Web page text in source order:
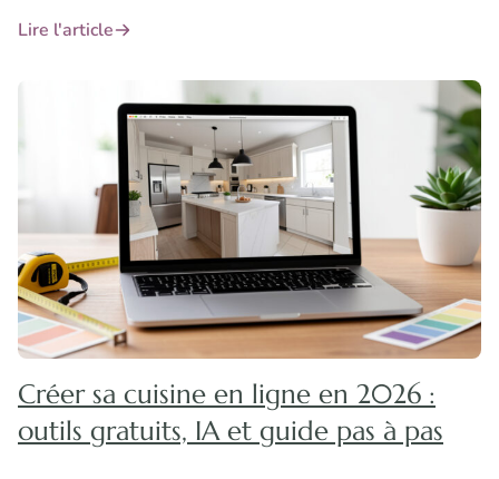
Lire l'article
Créer sa cuisine en ligne en 2026 :
outils gratuits, IA et guide pas à pas